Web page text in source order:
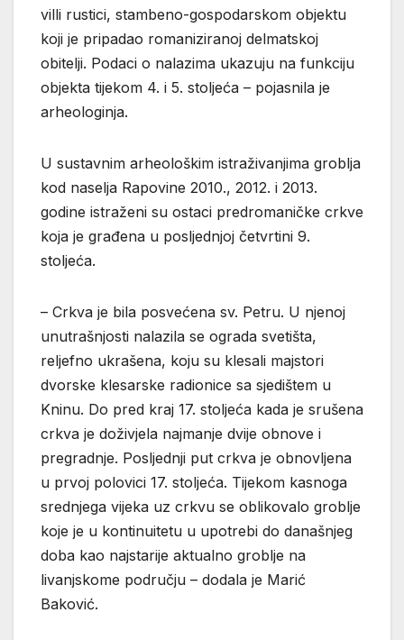
villi rustici, stambeno-gospodarskom objektu
koji je pripadao romaniziranoj delmatskoj
obitelji. Podaci o nalazima ukazuju na funkciju
objekta tijekom 4. i 5. stoljeća – pojasnila je
arheologinja.
U sustavnim arheološkim istraživanjima groblja
kod naselja Rapovine 2010., 2012. i 2013.
godine istraženi su ostaci predromaničke crkve
koja je građena u posljednjoj četvrtini 9.
stoljeća.
– Crkva je bila posvećena sv. Petru. U njenoj
unutrašnjosti nalazila se ograda svetišta,
reljefno ukrašena, koju su klesali majstori
dvorske klesarske radionice sa sjedištem u
Kninu. Do pred kraj 17. stoljeća kada je srušena
crkva je doživjela najmanje dvije obnove i
pregradnje. Posljednji put crkva je obnovljena
u prvoj polovici 17. stoljeća. Tijekom kasnoga
srednjega vijeka uz crkvu se oblikovalo groblje
koje je u kontinuitetu u upotrebi do današnjeg
doba kao najstarije aktualno groblje na
livanjskome području – dodala je Marić
Baković.